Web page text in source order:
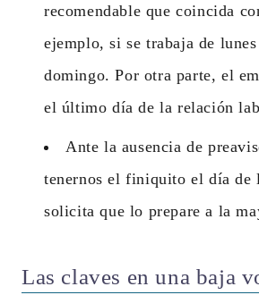
recomendable que coincida
ejemplo, si se trabaja de
domingo. Por otra parte, el
el último día de la relación
Ante la ausencia de
tenernos el finiquito el día de
solicita que lo prepare a la
Las claves en una baja